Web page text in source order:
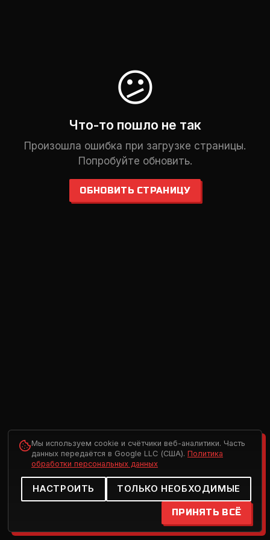
😕
Что-то пошло не так
Произошла ошибка при загрузке страницы.
Попробуйте обновить.
ОБНОВИТЬ СТРАНИЦУ
Мы используем cookie и счётчики веб-аналитики. Часть
данных передаётся в Google LLC (США). Политика
обработки персональных данных
НАСТРОИТЬ ТОЛЬКО НЕОБХОДИМЫЕ
ПРИНЯТЬ ВСЁ